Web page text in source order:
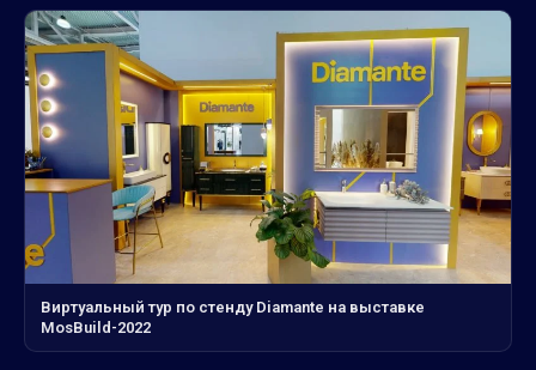
Виртуальный тур по стенду Diamante на выставке
MosBuild-2022